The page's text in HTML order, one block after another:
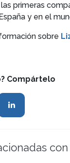
primeras
y en el
sobre
Compártelo